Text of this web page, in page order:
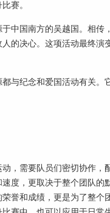
赛。
中国南方的吴越国。相传
的决心。这项活动最终演
与纪念和爱国活动有关。
，需要队员们密切协作，
度，更取决于整个团队的
誉和成绩，更是为了整个